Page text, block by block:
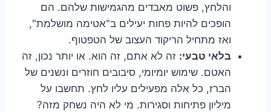
והלחץ, פשוט מאבדים מהגמישות שלהם. הם
הופכים להיות פחות יעילים ב"אטימה מושלמת",
ואז מתחיל הריקוד העצוב של הטפטוף.
בלאי טבעי: זה לא אתם, זה הוא. או יותר נכון, זה
האטם. שימוש יומיומי, סיבובים חוזרים ונשנים של
הברז, כל אלה מפעילים עליו לחץ. תחשבו על
מיליון פתיחות וסגירות. מי לא היה נשחק מזה?